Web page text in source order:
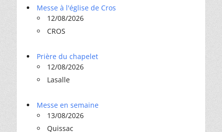
Messe à l'église de Cros
12/08/2026
CROS
Prière du chapelet
12/08/2026
Lasalle
Messe en semaine
13/08/2026
Quissac